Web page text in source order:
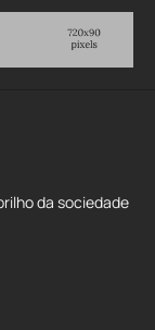
da sociedade